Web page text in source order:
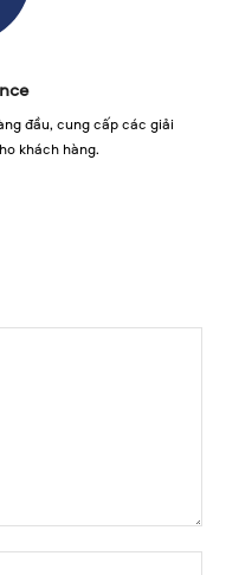
đầu, cung cấp các giải
khách hàng.